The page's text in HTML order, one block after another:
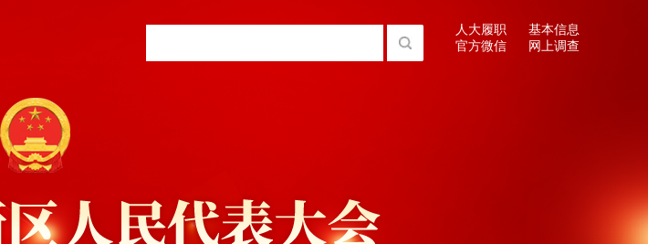
人大履职
官方微信
基本信息
网上调查